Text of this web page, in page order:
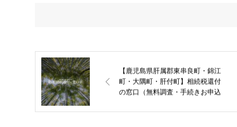
【鹿児島県肝属郡東串良町・錦江
町・大隅町・肝付町】相続税還付
の窓口（無料調査・手続きお申込